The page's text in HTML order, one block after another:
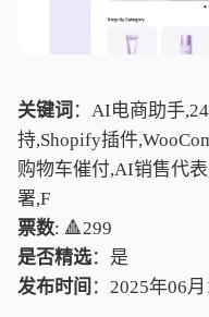
关键词 ：AI电商助手
持,Shopify插件
购物车催付,AI销售代
署,F
票数: 🔺299
是否精选：是
发布时间 ：2025年06